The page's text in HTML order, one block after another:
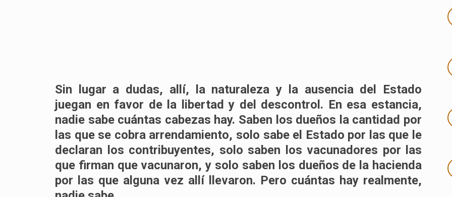
Sin lugar a dudas, allí, la naturaleza y la ausencia del Estado
juegan en favor de la libertad y del descontrol. En esa estancia,
nadie sabe cuántas cabezas hay. Saben los dueños la cantidad por
las que se cobra arrendamiento, solo sabe el Estado por las que le
declaran los contribuyentes, solo saben los vacunadores por las
que firman que vacunaron, y solo saben los dueños de la hacienda
por las que alguna vez allí llevaron. Pero cuántas hay realmente,